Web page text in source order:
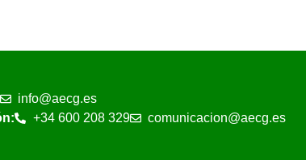
info@aecg.es
+34 600 208 329 comunicacion@aecg.es